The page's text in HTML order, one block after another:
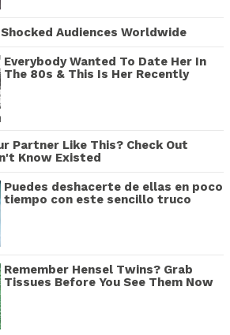
Audiences Worldwide
Everybody Wanted To Date Her In
The 80s & This Is Her Recently
Partner Like This? Check Out
Know Existed
Puedes deshacerte de ellas en poco
tiempo con este sencillo truco
Remember Hensel Twins? Grab
Tissues Before You See Them Now